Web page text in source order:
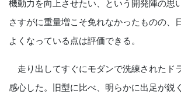
機動力を向上させたい、という開発陣の思
さすがに重量増こそ免れなかったものの、
よくなっている点は評価できる。
走り出してすぐにモダンで洗練されたド
感心した。旧型に比べ、明らかに出足が鋭